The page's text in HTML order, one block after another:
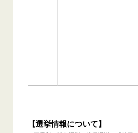
【選挙情報について】